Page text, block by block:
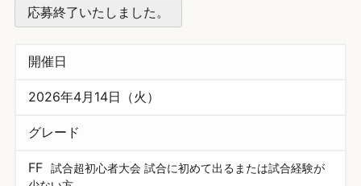
応募終了いたしました。
開催日
2026年4月14日（火）
グレード
FF
試合超初心者大会 試合に初めて出るまたは試合経験が